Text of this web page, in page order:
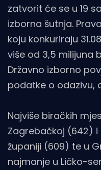
zatvorit će se u 19
izborna šutnja.
koju konkuriraju
više od 3,5 milijuna
Državno izborno
podatke o odazivu,
Najviše biračkih
Zagrebačkoj (642)
županiji (609) te u
najmanje u Ličko-